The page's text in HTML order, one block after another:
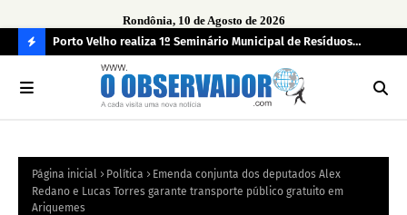
Rondônia, 10 de Agosto de 2026
O
R
A
Porto Velho realiza 1º Seminário Municipal de Resíduos
Sólidos no dia 14 de agosto
Página inicial Política
Emenda conjunta dos deputados Alex
Redano e Lucas Torres garante transporte público gratuito em
Ariquemes